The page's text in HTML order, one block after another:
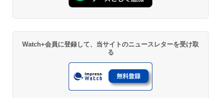
Watch+会員に登録して、当サイトのニュースレターを受け取
る